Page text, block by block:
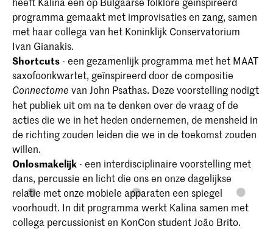
programma gemaakt met improvisaties en zang, samen
met haar collega van het Koninklijk Conservatorium
Ivan Gianakis.
Shortcuts- een gezamenlijk programma met het MAAT
saxofoonkwartet, geïnspireerd door de compositie
Connectome van John Psathas. Deze voorstelling nodigt
het publiek uit om na te denken over de vraag of de
acties die we in het heden ondernemen, de mensheid in
de richting zouden leiden die we in de toekomst zouden
willen.
Onlosmakelijk- een interdisciplinaire voorstelling met
dans, percussie en licht die ons en onze dagelijkse
relatie met onze mobiele apparaten een spiegel
voorhoudt. In dit programma werkt Kalina samen met
collega percussionist en KonCon student João Brito.